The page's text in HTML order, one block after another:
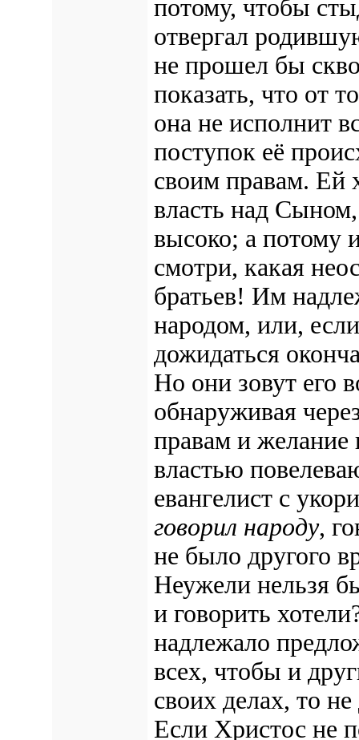
потому, чтобы
отвергал
не прошел бы
показать, что от
она не исполнит
поступок её
своим правам. Ей
власть над Сыном,
высоко; а потому
смотри, какая
братьев! Им
народом, или,
дожидаться
Но они зовут его
обнаруживая
правам и желание
властью
евангелист с
говорил народу,
не было другого
Неужели нельзя
и говорить
надлежало
всех, чтобы и
своих делах, то
Если Христос не